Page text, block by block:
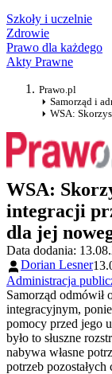
Szkoły i uczelnie
Zdrowie
Prawo dla każdego
Akty Prawne
Prawo.pl
Samorząd i
WSA:
WSA:
integracji
dla jej
Data dodania:
Dorian Lesner
Administracja
Samorząd odmówił
integracyjnym,
pomocy przed jego
było to słuszne
nabywa własne
potrzeb